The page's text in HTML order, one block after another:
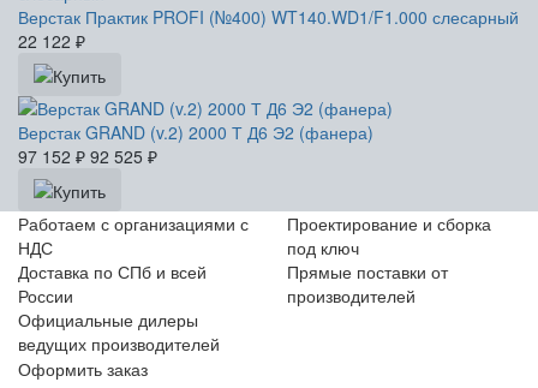
Верстак Практик PROFI (№400) WT140.WD1/F1.000 слесарный
22 122 ₽
Верстак GRAND (v.2) 2000 Т Д6 Э2 (фанера)
97 152 ₽ 92 525 ₽
Работаем с организациями с
НДС
Проектирование и сборка
под ключ
Доставка по СПб и всей
России
Прямые поставки от
производителей
Официальные дилеры
ведущих производителей
Оформить заказ